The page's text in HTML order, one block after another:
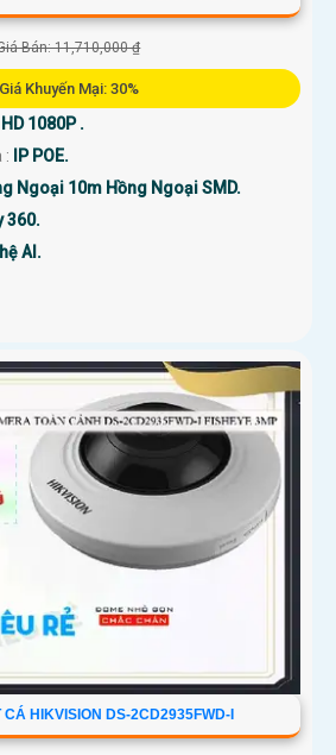
Bán: 11,710,000 ₫
Giá Khuyến Mại: 30%
HD 1080P .
:
IP POE.
Ngoại 10m Hồng Ngoại SMD.
360.
AI.
HIKVISION DS-2CD2935FWD-I